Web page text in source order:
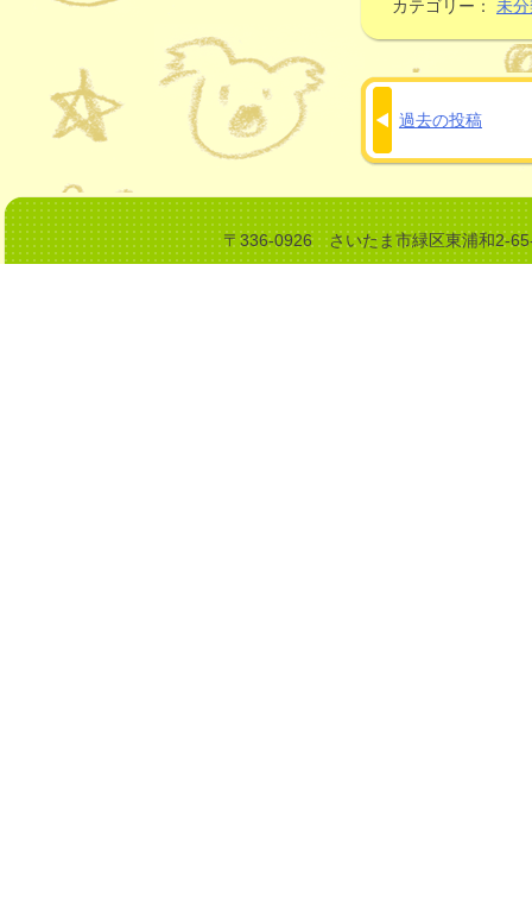
カテゴリー： 未
投
稿
ナ
ビ
ゲ
過去の投稿
〒336-0926 さいたま市緑区東浦和2-